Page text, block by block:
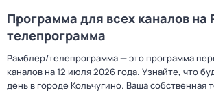
Программа для всех каналов на
телепрограмма
Рамблер/телепрограмма — это программа
каналов на 12 июля 2026 года. Узнайте, что
день в городе Кольчугино. Ваша собственная